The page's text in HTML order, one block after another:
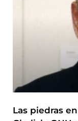
Las piedras